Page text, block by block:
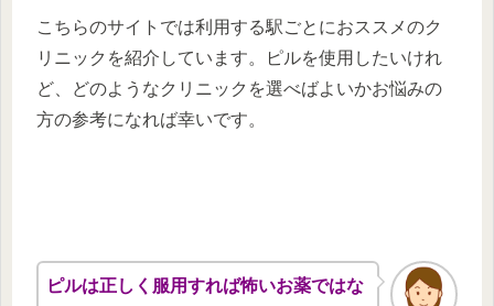
こちらのサイトでは利用する駅ごとにおススメのク
リニックを紹介しています。ピルを使用したいけれ
ど、どのようなクリニックを選べばよいかお悩みの
方の参考になれば幸いです。
ピルは正しく服用すれば怖いお薬ではな